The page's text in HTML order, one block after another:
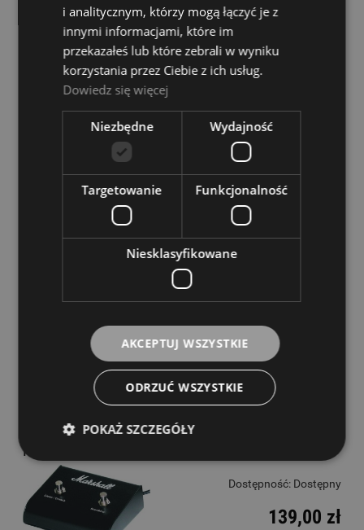
2 065,00 zł
DO KOSZYKA
Footswitch - Boss GA-FC
Dostępność:
475,00 zł
Footswitch - Line 6 FBV 3
1 199,00 zł
DO KOSZYKA
Footswitch - Marshall PEDL 90010
Dostępność: Dostępny
139,00 zł
i analitycznym, którzy mogą łączyć je z
innymi informacjami, które im
przekazałeś lub które zebrali w wyniku
korzystania przez Ciebie z ich usług.
Dowiedz się więcej
Niezbędne Wydajność
Targetowanie Funkcjonalność
Niesklasyfikowane
AKCEPTUJ WSZYSTKIE
ODRZUĆ WSZYSTKIE
POKAŻ SZCZEGÓŁY